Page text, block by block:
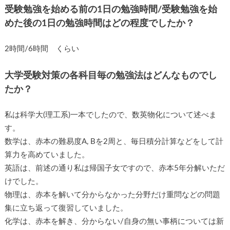
受験勉強を始める前の1日の勉強時間/受験勉強を始
めた後の1日の勉強時間はどの程度でしたか？
2時間/6時間 くらい
大学受験対策の各科目毎の勉強法はどんなものでし
たか？
私は科学大(理工系)一本でしたので、数英物化について述べま
す。
数学は、赤本の難易度A, Bを2周と、毎日積分計算などをして計
算力を高めていました。
英語は、前述の通り私は帰国子女ですので、赤本5年分解いただ
けでした。
物理は、赤本を解いて分からなかった分野だけ重問などの問題
集に立ち返って復習していました。
化学は、赤本を解き、分からない/自身の無い事柄については新